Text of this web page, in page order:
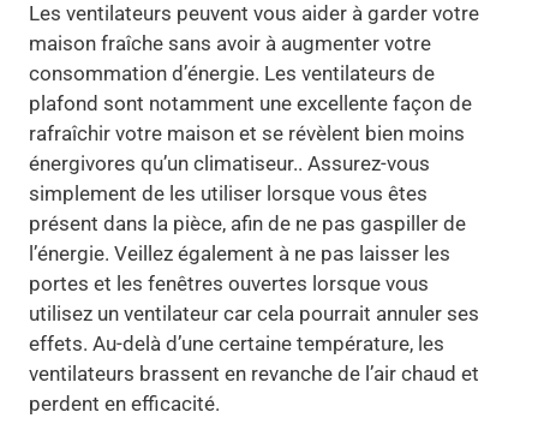
Les ventilateurs peuvent vous aider à garder votre
maison fraîche sans avoir à augmenter votre
consommation d’énergie. Les ventilateurs de
plafond sont notamment une excellente façon de
rafraîchir votre maison et se révèlent bien moins
énergivores qu’un climatiseur.. Assurez-vous
simplement de les utiliser lorsque vous êtes
présent dans la pièce, afin de ne pas gaspiller de
l’énergie. Veillez également à ne pas laisser les
portes et les fenêtres ouvertes lorsque vous
utilisez un ventilateur car cela pourrait annuler ses
effets. Au-delà d’une certaine température, les
ventilateurs brassent en revanche de l’air chaud et
perdent en efficacité.